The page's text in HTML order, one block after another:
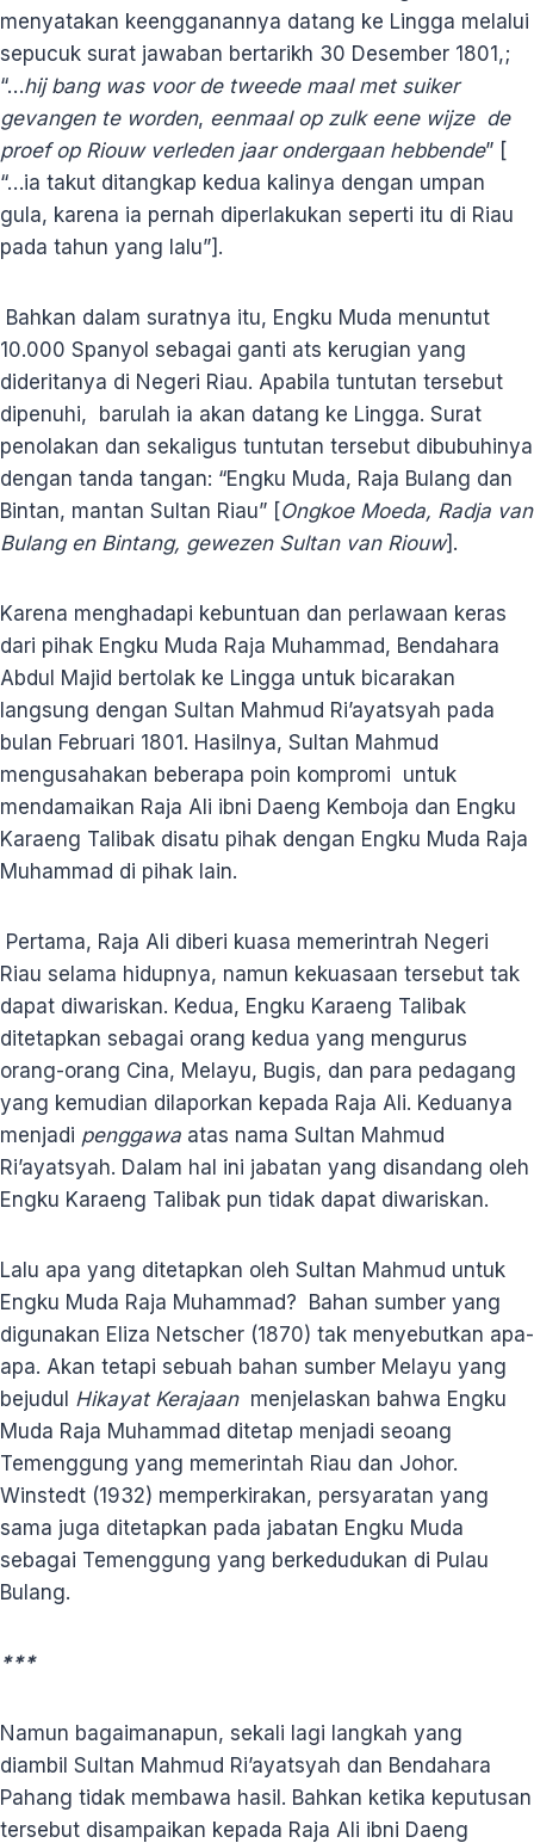
menyatakan keengganannya datang ke Lingga melalui
sepucuk surat jawaban bertarikh 30 Desember 1801,;
“…hij bang was voor de tweede maal met suiker
gevangen te worden, eenmaal op zulk eene wijze de
proef op Riouw verleden jaar ondergaan hebbende” [
“…ia takut ditangkap kedua kalinya dengan umpan
gula, karena ia pernah diperlakukan seperti itu di Riau
pada tahun yang lalu”].
Bahkan dalam suratnya itu, Engku Muda menuntut
10.000 Spanyol sebagai ganti ats kerugian yang
dideritanya di Negeri Riau. Apabila tuntutan tersebut
dipenuhi, barulah ia akan datang ke Lingga. Surat
penolakan dan sekaligus tuntutan tersebut dibubuhinya
dengan tanda tangan: “Engku Muda, Raja Bulang dan
Bintan, mantan Sultan Riau” [Ongkoe Moeda, Radja van
Bulang en Bintang, gewezen Sultan van Riouw].
Karena menghadapi kebuntuan dan perlawaan keras
dari pihak Engku Muda Raja Muhammad, Bendahara
Abdul Majid bertolak ke Lingga untuk bicarakan
langsung dengan Sultan Mahmud Ri’ayatsyah pada
bulan Februari 1801. Hasilnya, Sultan Mahmud
mengusahakan beberapa poin kompromi untuk
mendamaikan Raja Ali ibni Daeng Kemboja dan Engku
Karaeng Talibak disatu pihak dengan Engku Muda Raja
Muhammad di pihak lain.
Pertama, Raja Ali diberi kuasa memerintrah Negeri
Riau selama hidupnya, namun kekuasaan tersebut tak
dapat diwariskan. Kedua, Engku Karaeng Talibak
ditetapkan sebagai orang kedua yang mengurus
orang-orang Cina, Melayu, Bugis, dan para pedagang
yang kemudian dilaporkan kepada Raja Ali. Keduanya
menjadi penggawa atas nama Sultan Mahmud
Ri’ayatsyah. Dalam hal ini jabatan yang disandang oleh
Engku Karaeng Talibak pun tidak dapat diwariskan.
Lalu apa yang ditetapkan oleh Sultan Mahmud untuk
Engku Muda Raja Muhammad? Bahan sumber yang
digunakan Eliza Netscher (1870) tak menyebutkan apa-
apa. Akan tetapi sebuah bahan sumber Melayu yang
bejudul Hikayat Kerajaanmenjelaskan bahwa Engku
Muda Raja Muhammad ditetap menjadi seoang
Temenggung yang memerintah Riau dan Johor.
Winstedt (1932) memperkirakan, persyaratan yang
sama juga ditetapkan pada jabatan Engku Muda
sebagai Temenggung yang berkedudukan di Pulau
Bulang.
***
Namun bagaimanapun, sekali lagi langkah yang
diambil Sultan Mahmud Ri’ayatsyah dan Bendahara
Pahang tidak membawa hasil. Bahkan ketika keputusan
tersebut disampaikan kepada Raja Ali ibni Daeng